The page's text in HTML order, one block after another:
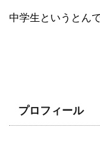
中学生というとん
プロフィール